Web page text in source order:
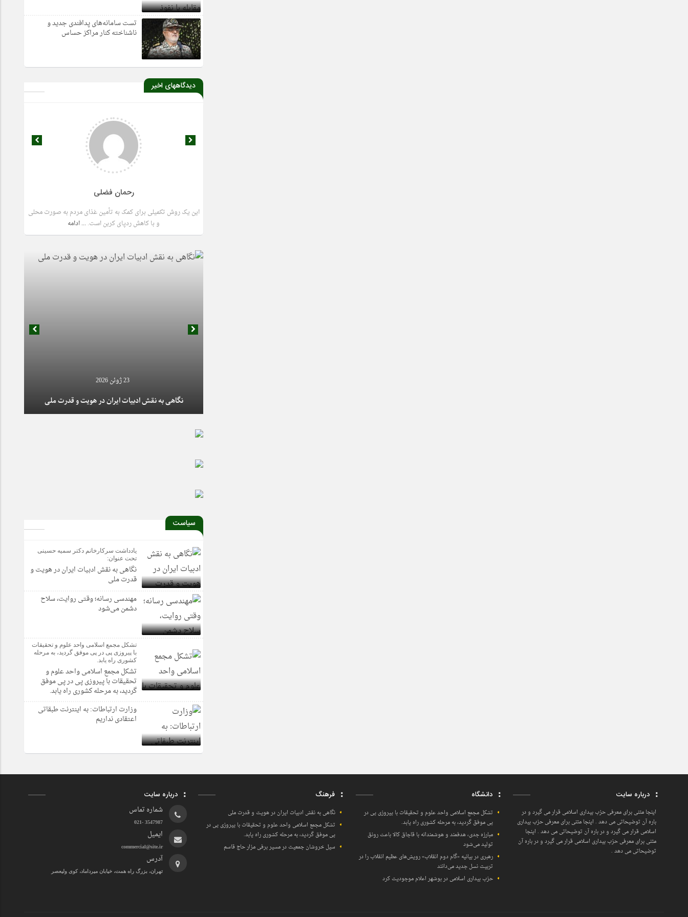
تست سامانه‌های پدافندی جدید و
ناشناخته کنار مراکز حساس
دیدگاههای اخیر
رحمان فضلی
این یک روش تکمیلی برای کمک به تأمین غذای مردم به صورت محلی
و با کاهش ردپای کربن است. ... ادامه
پی موفق گردید، به مرحله کشوری راه یابد.
سیاست
یادداشت سرکارخانم دکتر سمیه حسینی
تحت عنوان:
نگاهی به نقش ادبیات ایران در هویت و
قدرت ملی
مهندسی رسانه؛ وقتی روایت، سلاح
دشمن می‌شود
تشکل مجمع اسلامی واحد علوم و تحقیقات
با پیروزی پی در پی موفق گردید، به مرحله
کشوری راه یابد.
تشکل مجمع اسلامی واحد علوم و
تحقیقات با پیروزی پی در پی موفق
گردید، به مرحله کشوری راه یابد.
وزارت ارتباطات: به اینترنت طبقاتی
اعتقادی نداریم
درباره سایت
اینجا متنی برای معرفی حزب بیداری اسلامی قرار می گیرد و در
باره آن توضیحاتی می دهد . اینجا متنی برای معرفی حزب بیداری
اسلامی قرار می گیرد و در باره آن توضیحاتی می دهد . اینجا
متنی برای معرفی حزب بیداری اسلامی قرار می گیرد و در باره آن
توضیحاتی می دهد .
دانشگاه
تشکل مجمع اسلامی واحد علوم و تحقیقات با پیروزی پی در
پی موفق گردید، به مرحله کشوری راه یابد.
مبارزه جدی، هدفمند و هوشمندانه با قاچاق کالا باعث رونق
تولید می‌شود
رهبری در بیانیه «گام دوم انقلاب» رویش‌های عظیم انقلاب را در
تربیت نسل جدید می‌دانند
حزب بیداری اسلامی در بوشهر اعلام موجودیت کرد
فرهنگ
نگاهی به نقش ادبیات ایران در هویت و قدرت ملی
تشکل مجمع اسلامی واحد علوم و تحقیقات با پیروزی پی در
پی موفق گردید، به مرحله کشوری راه یابد.
سیل خروشان جمعیت در مسیر برفی مزار حاج قاسم
درباره سایت
شماره تماس
3547987 -021
ایمیل
commercial@site.ir
آدرس
تهران، بزرگ راه همت، خیابان میرداماد، کوی ولیعصر